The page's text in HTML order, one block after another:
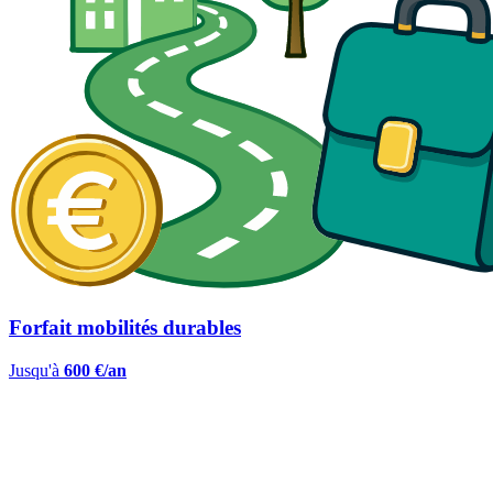
Forfait mobilités durables
Jusqu'à 600 €/an